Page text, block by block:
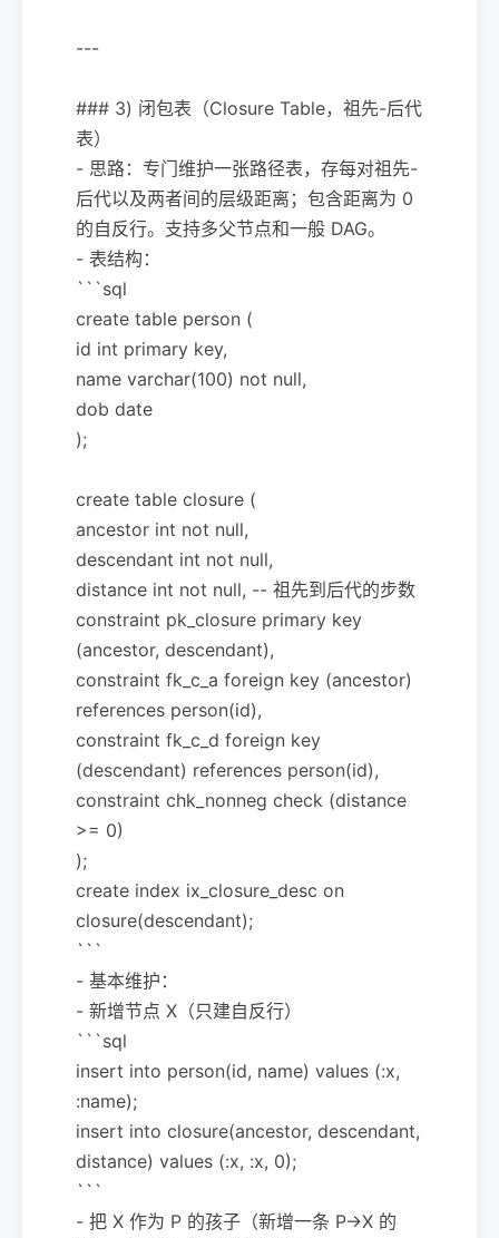
---
### 3) 闭包表（Closure Table，祖先-后代
表）
- 思路：专门维护一张路径表，存每对祖先-
后代以及两者间的层级距离；包含距离为 0
的自反行。支持多父节点和一般 DAG。
- 表结构：
```sql
create table person (
id int primary key,
name varchar(100) not null,
dob date
);
create table closure (
ancestor int not null,
descendant int not null,
distance int not null, -- 祖先到后代的步数
constraint pk_closure primary key
(ancestor, descendant),
constraint fk_c_a foreign key (ancestor)
references person(id),
constraint fk_c_d foreign key
(descendant) references person(id),
constraint chk_nonneg check (distance
>= 0)
);
create index ix_closure_desc on
closure(descendant);
```
- 基本维护：
- 新增节点 X（只建自反行）
```sql
insert into person(id, name) values (:x,
:name);
insert into closure(ancestor, descendant,
distance) values (:x, :x, 0);
```
- 把 X 作为 P 的孩子（新增一条 P→X 的